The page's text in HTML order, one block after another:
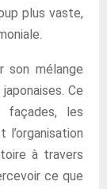
plus vaste,
son mélange
Ce
les
à travers
ce que